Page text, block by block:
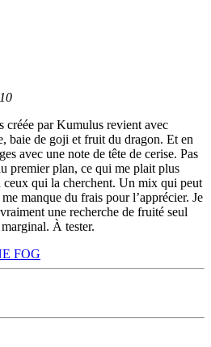
créée par Kumulus revient avec
baie de goji et fruit du dragon. Et en
avec une note de tête de cerise. Pas
premier plan, ce qui me plait plus
ceux qui la cherchent. Un mix qui peut
manque du frais pour l’apprécier. Je
une recherche de fruité seul
À tester.
FOG